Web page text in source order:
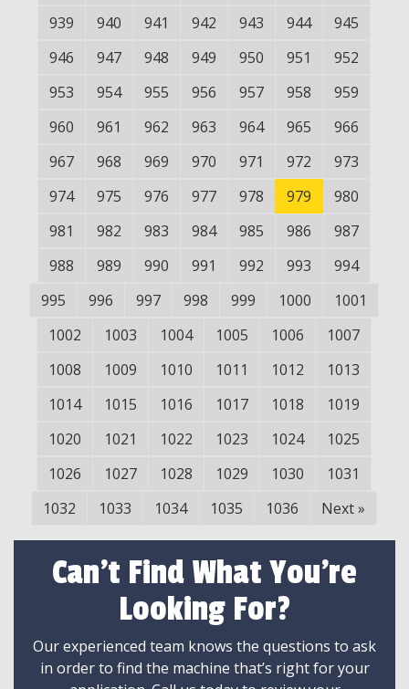
939
940 941 942 943 944
945
946
947 948 949 950 951
952
953
954 955 956 957 958
959
960
961 962 963 964 965
966
967
968 969 970 971 972
973
974
975 976 977 978 979
980
981
982 983 984 985 986
987
988
989 990 991 992 993
994
995
996 997 998 999 1000
1001
1002
1003 1004 1005 1006
1007
1008
1009 1010 1011 1012
1013
1014
1015 1016 1017 1018
1019
1020
1021 1022 1023 1024
1025
1026
1027 1028 1029 1030
1031
1032
1033 1034 1035 1036 Next»
Can't Find What You're
Looking For?
Our experienced team knows the questions to ask
in order to find the machine that’s right for your